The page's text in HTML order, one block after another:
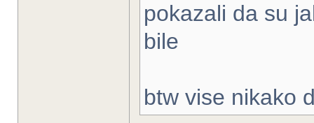
pokazali da su
bile
btw vise nikako